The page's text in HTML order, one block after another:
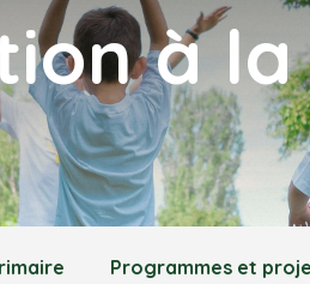
à la
Programmes et